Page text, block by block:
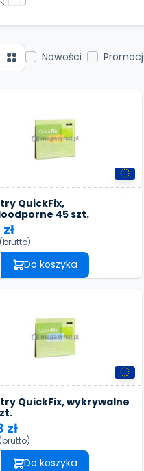
Nowości
QuickFix,
45 szt.
(brutto)
Do koszyka
QuickFix, wykrywalne
zł
(brutto)
Do koszyka